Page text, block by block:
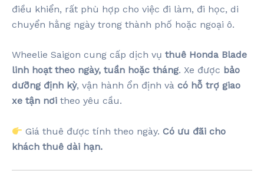
điều khiển, rất phù hợp cho việc đi làm, đi học, di
chuyển hằng ngày trong thành phố hoặc ngoại ô.
Wheelie Saigon cung cấp dịch vụ thuê Honda Blade
linh hoạt theo ngày, tuần hoặc tháng. Xe được bảo
dưỡng định kỳ, vận hành ổn định và có hỗ trợ giao
xe tận nơi theo yêu cầu.
Giá thuê được tính theo ngày.Có ưu đãi cho
khách thuê dài hạn.